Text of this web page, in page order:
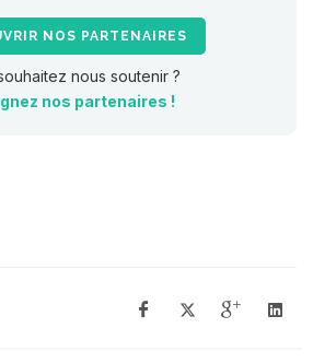
NOS PARTENAIRES
nous soutenir ?
nos partenaires !